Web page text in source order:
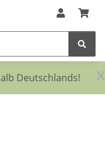
x
Deutschlands!